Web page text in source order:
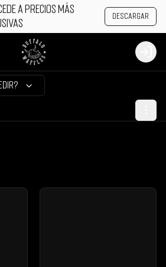
a precios más
Descargar
Login